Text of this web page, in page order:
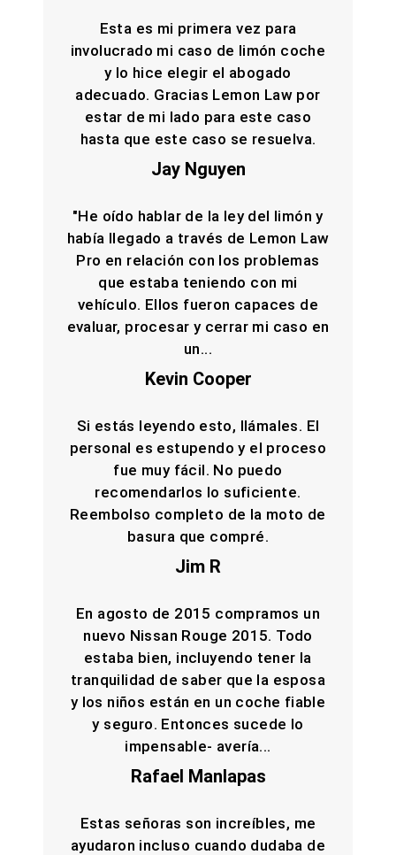
Esta es mi primera vez para
involucrado mi caso de limón coche
y lo hice elegir el abogado
adecuado. Gracias Lemon Law por
estar de mi lado para este caso
hasta que este caso se resuelva.
Jay Nguyen
"He oído hablar de la ley del limón y
había llegado a través de Lemon Law
Pro en relación con los problemas
que estaba teniendo con mi
vehículo. Ellos fueron capaces de
evaluar, procesar y cerrar mi caso en
un...
Kevin Cooper
Si estás leyendo esto, llámales. El
personal es estupendo y el proceso
fue muy fácil. No puedo
recomendarlos lo suficiente.
Reembolso completo de la moto de
basura que compré.
Jim R
En agosto de 2015 compramos un
nuevo Nissan Rouge 2015. Todo
estaba bien, incluyendo tener la
tranquilidad de saber que la esposa
y los niños están en un coche fiable
y seguro. Entonces sucede lo
impensable- avería...
Rafael Manlapas
Estas señoras son increíbles, me
ayudaron incluso cuando dudaba de